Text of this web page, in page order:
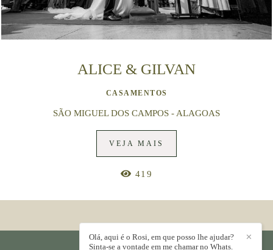
ALICE & GILVAN
CASAMENTOS
SÃO MIGUEL DOS CAMPOS - ALAGOAS
VEJA MAIS
419
✕
Olá, aqui é o Rosi, em que posso lhe ajudar?
Sinta-se a vontade em me chamar no Whats.